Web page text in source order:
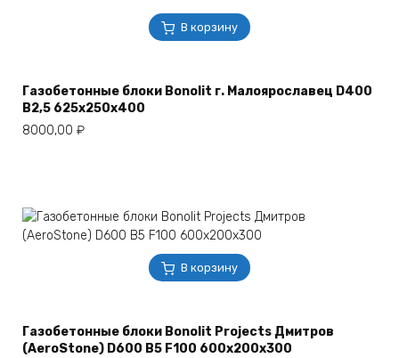
В корзину
Газобетонные блоки Bonolit г. Малоярославец D400
B2,5 625х250х400
8000,00 ₽
В корзину
Газобетонные блоки Bonolit Projects Дмитров
(AeroStone) D600 B5 F100 600х200х300